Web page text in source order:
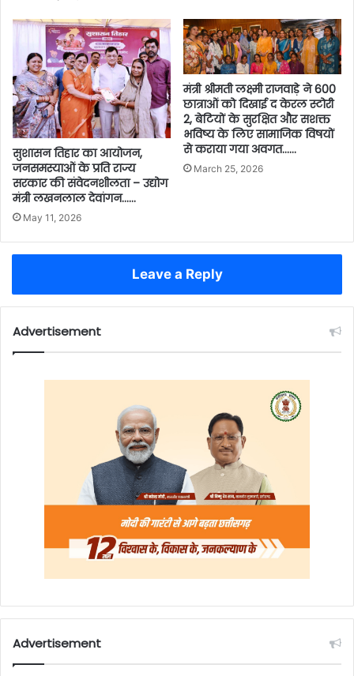
सुशासन तिहार का आयोजन,
जनसमस्याओं के प्रति राज्य
सरकार की संवेदनशीलता – उद्योग
मंत्री लखनलाल देवांगन……
May 11, 2026
मंत्री श्रीमती लक्ष्मी राजवाड़े ने 600
छात्राओं को दिखाई द केरल स्टोरी
2, बेटियों के सुरक्षित और सशक्त
भविष्य के लिए सामाजिक विषयों
से कराया गया अवगत……
March 25, 2026
Leave a Reply
Advertisement
Advertisement